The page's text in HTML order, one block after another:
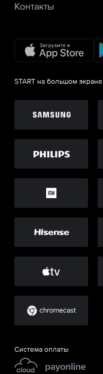
Контакты
START на большом экране
Система оплаты